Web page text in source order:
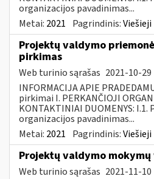
organizacijos pavadinimas...
Metai: 2021 Pagrindinis:
Projektų valdymo
pirkimas
Web turinio sąrašas 2021-10-29
INFORMACIJA APIE
pirkimai I. PERKANČIOJI
KONTAKTINIAI DUOMENYS:
organizacijos pavadinimas...
Metai: 2021 Pagrindinis:
Projektų valdymo
Web turinio sąrašas 2021-11-10